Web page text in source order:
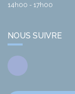
14h00 - 17h00
NOUS SUIVRE
Facebook